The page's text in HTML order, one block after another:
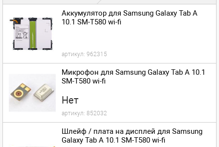
Аккумулятор для Samsung Galaxy Tab A
10.1 SM-T580 wi-fi
артикул: 962315
Микрофон для Samsung Galaxy Tab A 10.1
SM-T580 wi-fi
Нет
артикул: 852032
Шлейф / плата на дисплей для Samsung
Galaxy Tab A 10.1 SM-T580 wi-fi